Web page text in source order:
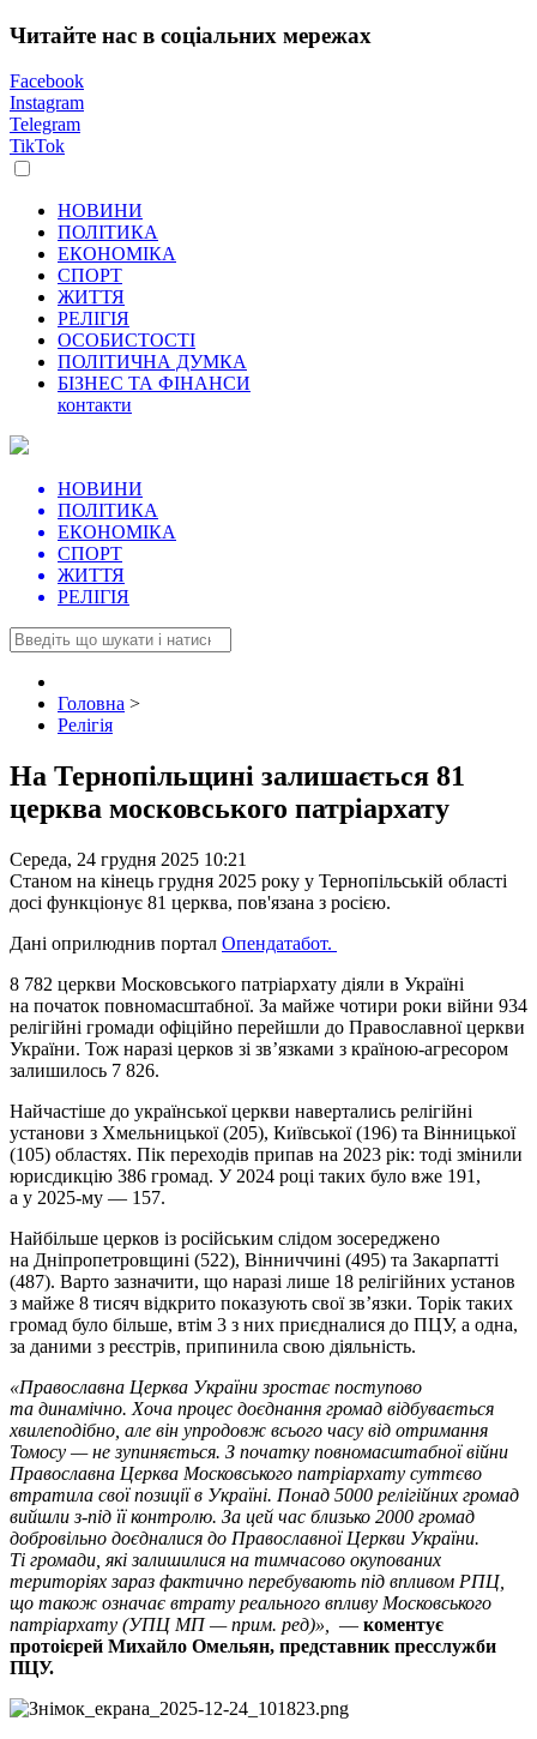
Читайте нас в соціальних мережах
Facebook
Instagram
Telegram
TikTok
НОВИНИ
ПОЛІТИКА
ЕКОНОМІКА
СПОРТ
ЖИТТЯ
РЕЛІГІЯ
ОСОБИСТОСТІ
ПОЛІТИЧНА ДУМКА
БІЗНЕС ТА ФІНАНСИ
контакти
НОВИНИ
ПОЛІТИКА
ЕКОНОМІКА
СПОРТ
ЖИТТЯ
РЕЛІГІЯ
Головна >
Релігія
На Тернопільщині залишається 81
церква московського патріархату
Середа, 24 грудня 2025 10:21
Станом на кінець грудня 2025 року у Тернопільській області
досі функціонує 81 церква, пов'язана з росією.
Дані оприлюднив портал Опендатабот.
8 782 церкви Московського патріархату діяли в Україні
на початок повномасштабної. За майже чотири роки війни 934
релігійні громади офіційно перейшли до Православної церкви
України. Тож наразі церков зі зв’язками з країною-агресором
залишилось 7 826.
Найчастіше до української церкви навертались релігійні
установи з Хмельницької (205), Київської (196) та Вінницької
(105) областях. Пік переходів припав на 2023 рік: тоді змінили
юрисдикцію 386 громад. У 2024 році таких було вже 191,
а у 2025-му — 157.
Найбільше церков із російським слідом зосереджено
на Дніпропетровщині (522), Вінниччині (495) та Закарпатті
(487). Варто зазначити, що наразі лише 18 релігійних установ
з майже 8 тисяч відкрито показують свої зв’язки. Торік таких
громад було більше, втім 3 з них приєдналися до ПЦУ, а одна,
за даними з реєстрів, припинила свою діяльність.
«Православна Церква України зростає поступово
та динамічно. Хоча процес доєднання громад відбувається
хвилеподібно, але він упродовж всього часу від отримання
Томосу — не зупиняється. З початку повномасштабної війни
Православна Церква Московського патріархату суттєво
втратила свої позиції в Україні. Понад 5000 релігійних громад
вийшли з-під її контролю. За цей час близько 2000 громад
добровільно доєдналися до Православної Церкви України.
Ті громади, які залишилися на тимчасово окупованих
територіях зараз фактично перебувають під впливом РПЦ,
що також означає втрату реального впливу Московського
патріархату (УПЦ МП — прим. ред)»,
— коментує
протоієрей Михайло Омельян, представник пресслужби
ПЦУ.